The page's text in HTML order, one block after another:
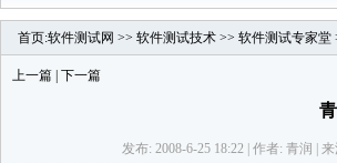
首页:软件测试网 >> 软件测试技术 >> 软件测试专家堂
上一篇 下一篇
发布: 2008-6-25 18:22 | 作者: 青润 |